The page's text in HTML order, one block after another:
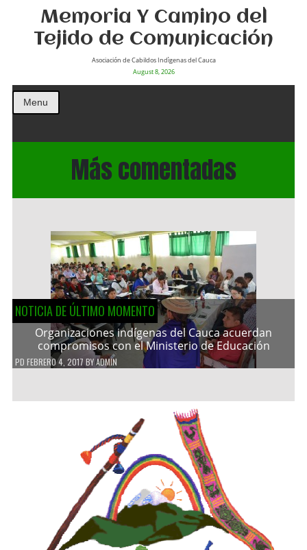
Memoria Y Camino del
Tejido de Comunicación
Asociación de Cabildos Indìgenas del Cauca
August 8, 2026
Menu
Más comentadas
NOTICIA DE ÚLTIMO MOMENTO
Organizaciones indígenas del Cauca acuerdan
compromisos con el Ministerio de Educación
PD FEBRERO 4, 2017 BYADMIN